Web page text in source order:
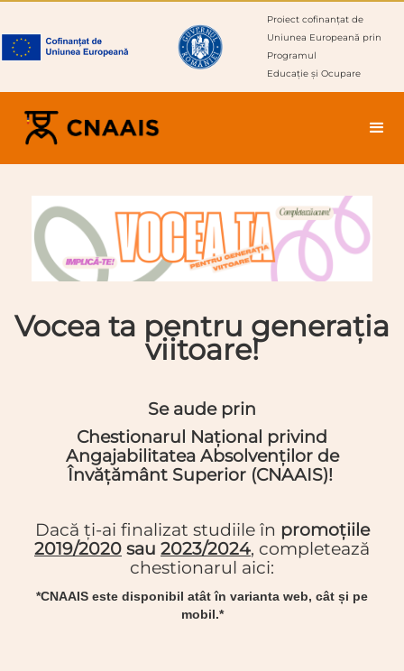
Proiect cofinanțat de
Uniunea Europeană prin
Programul
Educație și Ocupare
Vocea ta pentru generația
viitoare!
Se aude prin
Chestionarul Național privind
Angajabilitatea Absolvenților de
Învățământ Superior (CNAAIS)!
Dacă ți-ai finalizat studiile în promoțiile
2019/2020 sau 2023/2024, completează
chestionarul aici:
*CNAAIS este disponibil atât în varianta web, cât și pe
mobil.*